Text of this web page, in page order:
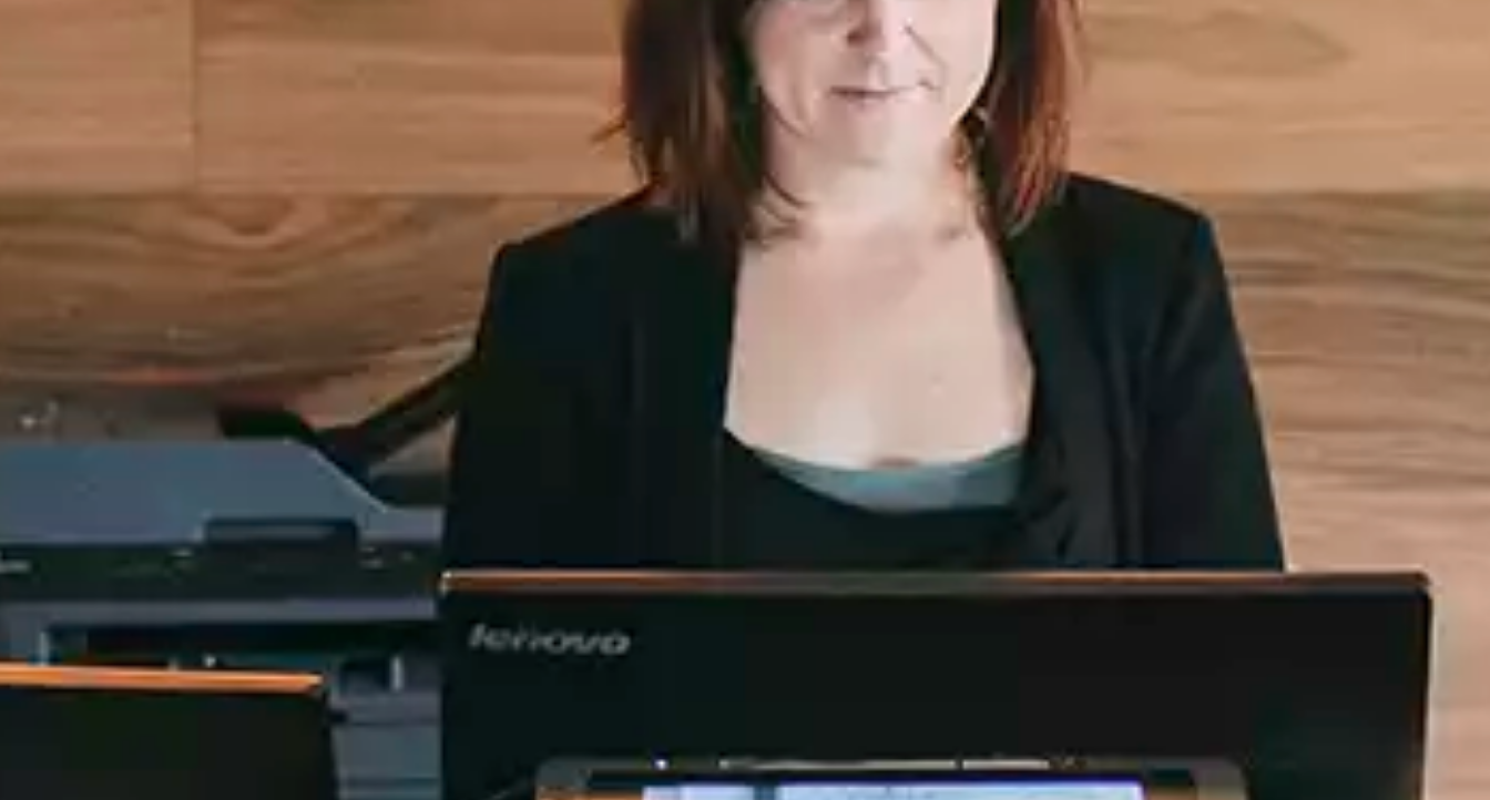
En la planta 14 de Dear Hotel ( Gran Vía, 80, Madrid
), la interiorista
Sandra Tarruella ha alumbradoMeet You Restaurant & Lounge, un
espacio (con terraza) desde donde admirar la capital y brindar
consmoothies de colores.
Vogue